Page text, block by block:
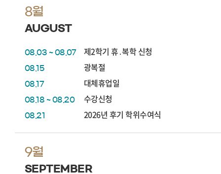
8월
AUGUST
08.03 ~ 08.07 제2학기 휴․복학 신청
08.15 광복절
08.17 대체휴업일
08.18 ~ 08.20 수강신청
08.21 2026년 후기 학위수여식
9월
SEPTEMBER